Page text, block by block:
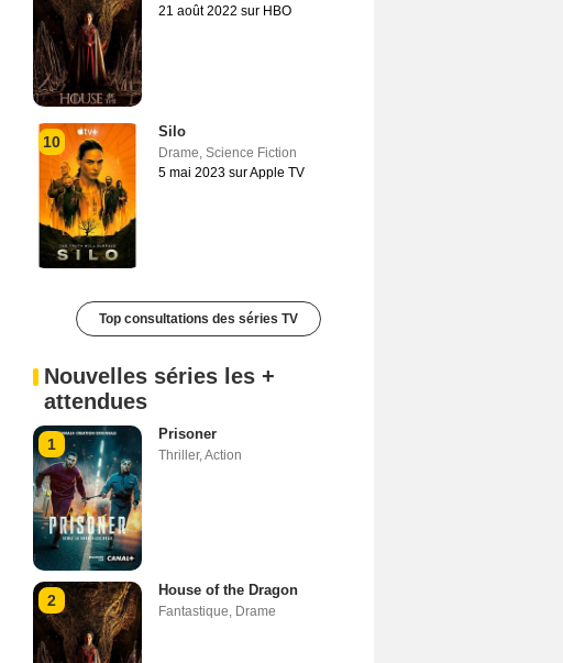
21 août 2022 sur HBO
10
Silo
Drame, Science Fiction
5 mai 2023 sur Apple TV
Top consultations des séries TV
Nouvelles séries les +
attendues
1
Prisoner
Thriller,Action
2
House of the Dragon
Fantastique, Drame